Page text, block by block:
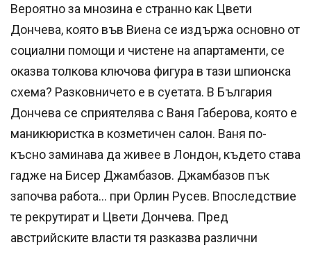
Вероятно за мнозина е странно как Цвети
Дончева, която във Виена се издържа основно от
социални помощи и чистене на апартаменти, се
оказва толкова ключова фигура в тази шпионска
схема? Разковничето е в суетата. В България
Дончева се сприятелява с Ваня Габерова, която е
маникюристка в козметичен салон. Ваня по-
късно заминава да живее в Лондон, където става
гадже на Бисер Джамбазов. Джамбазов пък
започва работа… при Орлин Русев. Впоследствие
те рекрутират и Цвети Дончева. Пред
австрийските власти тя разказва различни